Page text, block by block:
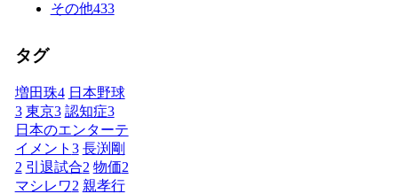
その他433
タグ
増田珠4 日本野球
3 東京3 認知症3
日本のエンターテ
イメント 3 長渕剛
2 引退試合2 物価2
マシレワ2 親孝行